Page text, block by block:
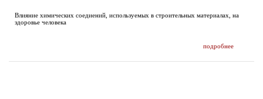
Влияние химических соедиений, используемых в строительных материалах, на
здоровье человека
подробнее